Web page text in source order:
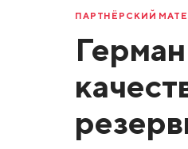
ПАРТНЁРСКИЙ